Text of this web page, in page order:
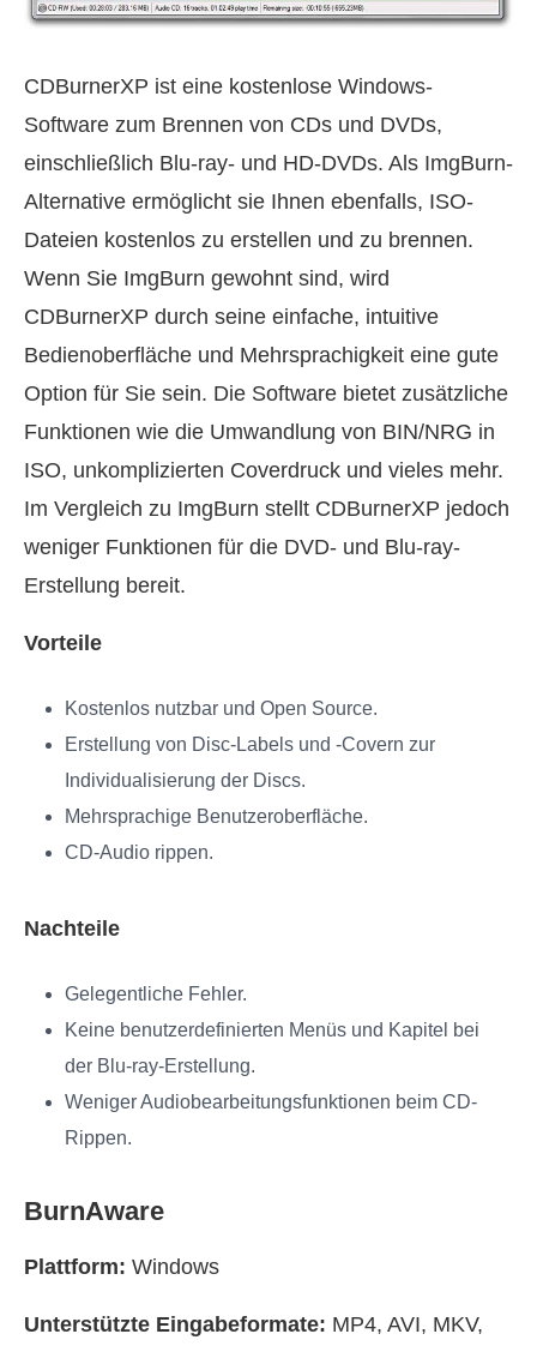
CDBurnerXP ist eine kostenlose Windows-
Software zum Brennen von CDs und DVDs,
einschließlich Blu-ray- und HD-DVDs. Als ImgBurn-
Alternative ermöglicht sie Ihnen ebenfalls, ISO-
Dateien kostenlos zu erstellen und zu brennen.
Wenn Sie ImgBurn gewohnt sind, wird
CDBurnerXP durch seine einfache, intuitive
Bedienoberfläche und Mehrsprachigkeit eine gute
Option für Sie sein. Die Software bietet zusätzliche
Funktionen wie die Umwandlung von BIN/NRG in
ISO, unkomplizierten Coverdruck und vieles mehr.
Im Vergleich zu ImgBurn stellt CDBurnerXP jedoch
weniger Funktionen für die DVD- und Blu-ray-
Erstellung bereit.
Vorteile
Kostenlos nutzbar und Open Source.
Erstellung von Disc-Labels und -Covern zur
Individualisierung der Discs.
Mehrsprachige Benutzeroberfläche.
CD-Audio rippen.
Nachteile
Gelegentliche Fehler.
Keine benutzerdefinierten Menüs und Kapitel bei
der Blu-ray-Erstellung.
Weniger Audiobearbeitungsfunktionen beim CD-
Rippen.
BurnAware
Plattform: Windows
Unterstützte Eingabeformate: MP4, AVI, MKV,